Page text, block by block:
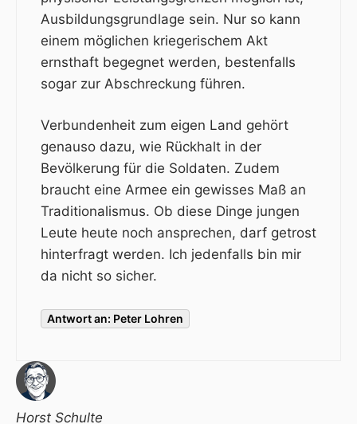
Ausbildungsgrundlage sein. Nur so kann
einem möglichen kriegerischem Akt
ernsthaft begegnet werden, bestenfalls
sogar zur Abschreckung führen.
Verbundenheit zum eigen Land gehört
genauso dazu, wie Rückhalt in der
Bevölkerung für die Soldaten. Zudem
braucht eine Armee ein gewisses Maß an
Traditionalismus. Ob diese Dinge jungen
Leute heute noch ansprechen, darf getrost
hinterfragt werden. Ich jedenfalls bin mir
da nicht so sicher.
Antwort an: Peter Lohren
Horst Schulte